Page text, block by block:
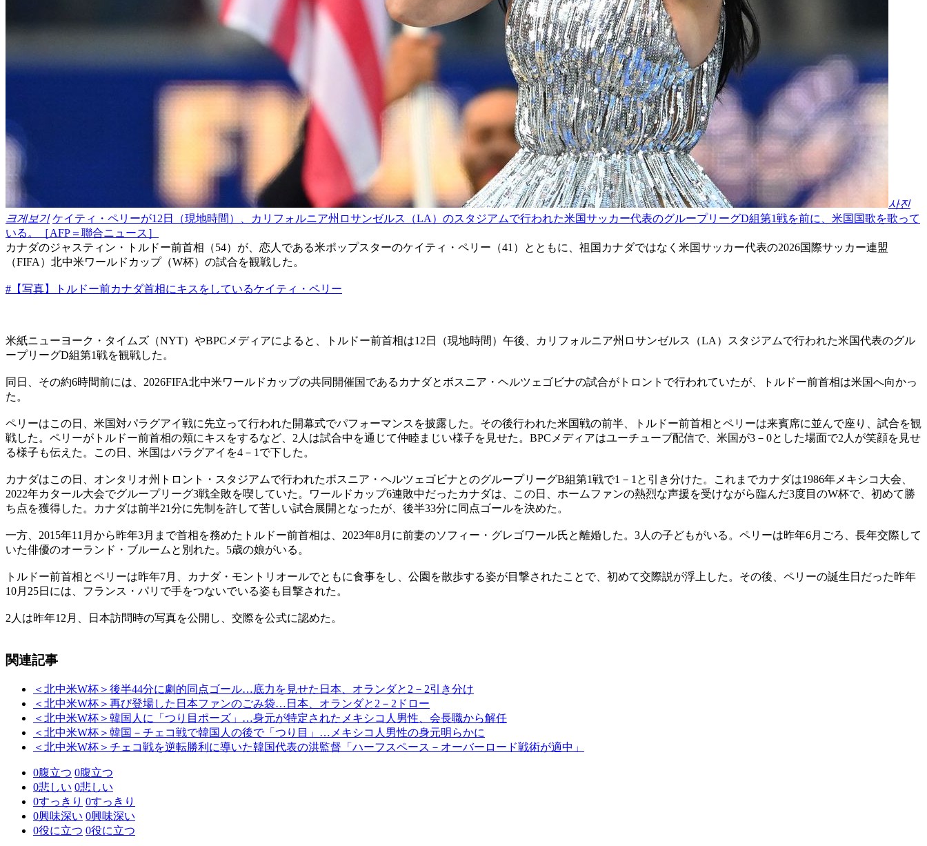
사진
크게보기 ケイティ・ペリーが12日（現地時間）、カリフォルニア州ロサンゼルス（LA）のスタジアムで行われた米国サッカー代表のグループリーグD組第1戦を前に、米国国歌を歌って
いる。［AFP＝聯合ニュース］
カナダのジャスティン・トルドー前首相（54）が、恋人である米ポップスターのケイティ・ペリー（41）とともに、祖国カナダではなく米国サッカー代表の2026国際サッカー連盟
（FIFA）北中米ワールドカップ（W杯）の試合を観戦した。
#【写真】トルドー前カナダ首相にキスをしているケイティ・ペリー
米紙ニューヨーク・タイムズ（NYT）やBPCメディアによると、トルドー前首相は12日（現地時間）午後、カリフォルニア州ロサンゼルス（LA）スタジアムで行われた米国代表のグル
ープリーグD組第1戦を観戦した。
同日、その約6時間前には、2026FIFA北中米ワールドカップの共同開催国であるカナダとボスニア・ヘルツェゴビナの試合がトロントで行われていたが、トルドー前首相は米国へ向かっ
た。
ペリーはこの日、米国対パラグアイ戦に先立って行われた開幕式でパフォーマンスを披露した。その後行われた米国戦の前半、トルドー前首相とペリーは来賓席に並んで座り、試合を観
戦した。ペリーがトルドー前首相の頬にキスをするなど、2人は試合中を通じて仲睦まじい様子を見せた。BPCメディアはユーチューブ配信で、米国が3－0とした場面で2人が笑顔を見せ
る様子も伝えた。この日、米国はパラグアイを4－1で下した。
カナダはこの日、オンタリオ州トロント・スタジアムで行われたボスニア・ヘルツェゴビナとのグループリーグB組第1戦で1－1と引き分けた。これまでカナダは1986年メキシコ大会、
2022年カタール大会でグループリーグ3戦全敗を喫していた。ワールドカップ6連敗中だったカナダは、この日、ホームファンの熱烈な声援を受けながら臨んだ3度目のW杯で、初めて勝
ち点を獲得した。カナダは前半21分に先制を許して苦しい試合展開となったが、後半33分に同点ゴールを決めた。
一方、2015年11月から昨年3月まで首相を務めたトルドー前首相は、2023年8月に前妻のソフィー・グレゴワール氏と離婚した。3人の子どもがいる。ペリーは昨年6月ごろ、長年交際して
いた俳優のオーランド・ブルームと別れた。5歳の娘がいる。
トルドー前首相とペリーは昨年7月、カナダ・モントリオールでともに食事をし、公園を散歩する姿が目撃されたことで、初めて交際説が浮上した。その後、ペリーの誕生日だった昨年
10月25日には、フランス・パリで手をつないでいる姿も目撃された。
2人は昨年12月、日本訪問時の写真を公開し、交際を公式に認めた。
関連記事
＜北中米W杯＞後半44分に劇的同点ゴール…底力を見せた日本、オランダと2－2引き分け
＜北中米W杯＞再び登場した日本ファンのごみ袋…日本、オランダと2－2ドロー
＜北中米W杯＞韓国人に「つり目ポーズ」…身元が特定されたメキシコ人男性、会長職から解任
＜北中米W杯＞韓国－チェコ戦で韓国人の後で「つり目」…メキシコ人男性の身元明らかに
＜北中米W杯＞チェコ戦を逆転勝利に導いた韓国代表の洪監督「ハーフスペース－オーバーロード戦術が適中」
0腹立つ 0腹立つ
0悲しい 0悲しい
0すっきり 0すっきり
0興味深い 0興味深い
0役に立つ 0役に立つ